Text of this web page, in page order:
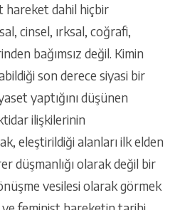
hareket dahil hiçbir
cinsel, ırksal, coğrafi,
bağımsız değil. Kimin
son derece siyasi bir
yaptığını düşünen
ilişkilerinin
eleştirildiği alanları ilk elden
düşmanlığı olarak değil bir
vesilesi olarak görmek